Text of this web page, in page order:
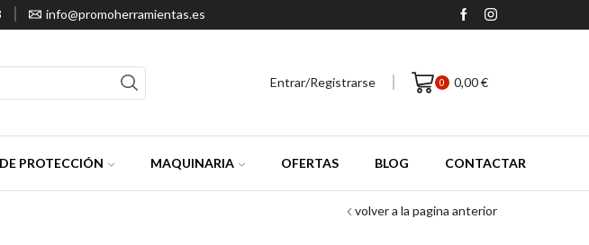
info@promoherramientas.es
Entrar/Registrarse 0 0,00€
PROTECCIÓN MAQUINARIA OFERTAS BLOG CONTACTAR
volver a la pagina anterior